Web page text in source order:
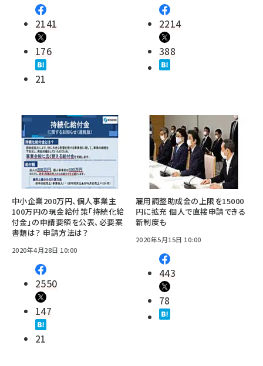
2141
176
21
2214
388
中小企業200万円、個人事業主
100万円の現金給付策「持続化給
付金」の申請要領を公表、必要案
書類は？ 申請方法は？
2020年4月28日 10:00
2550
147
21
雇用調整助成金の上限を15000
円に拡充 個人で直接申請できる
新制度も
2020年5月15日 10:00
443
78